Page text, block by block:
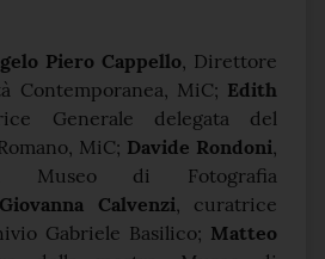
Piero Cappello, Direttore
Contemporanea, MiC; Edith
Generale delegata del
MiC; Davide Rondoni,
Museo di Fotografia
Giovanna Calvenzi, curatrice
Gabriele Basilico; Matteo